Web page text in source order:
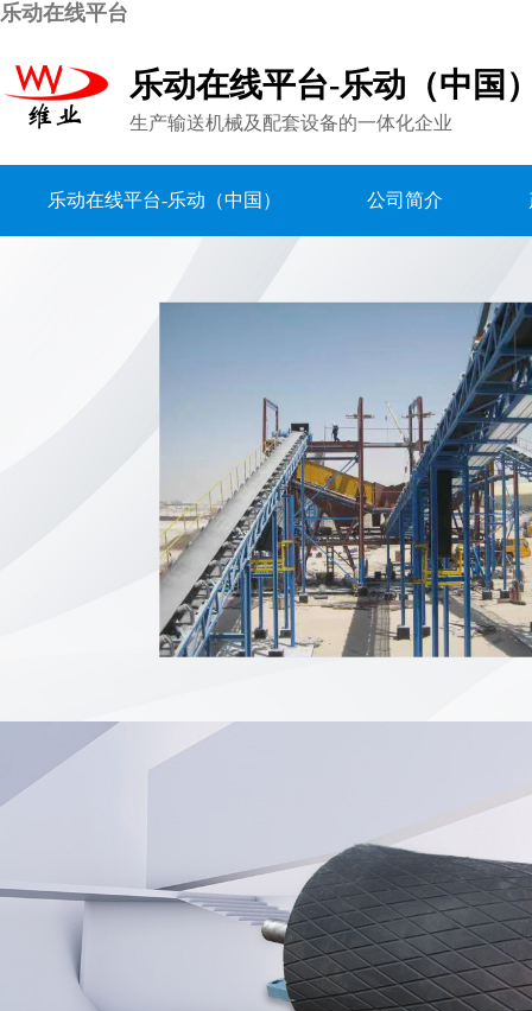
乐动在线平台
乐动在线平台-乐动（中国
生产输送机械及配套设备的一体化企业
乐动在线平台-乐动（中国） 公司简介